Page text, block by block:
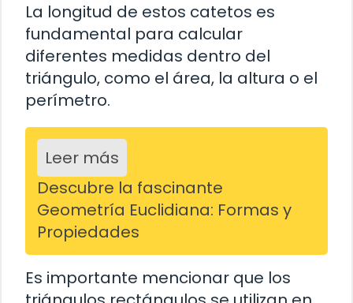
La longitud de estos catetos es
fundamental para calcular
diferentes medidas dentro del
triángulo, como el área, la altura o el
perímetro.
Leer más
Descubre la fascinante
Geometría Euclidiana: Formas y
Propiedades
Es importante mencionar que los